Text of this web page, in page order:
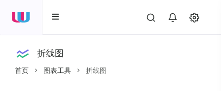
折线图
首页 图表工具 折线图